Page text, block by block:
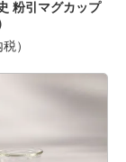
粉引マグカップ
）